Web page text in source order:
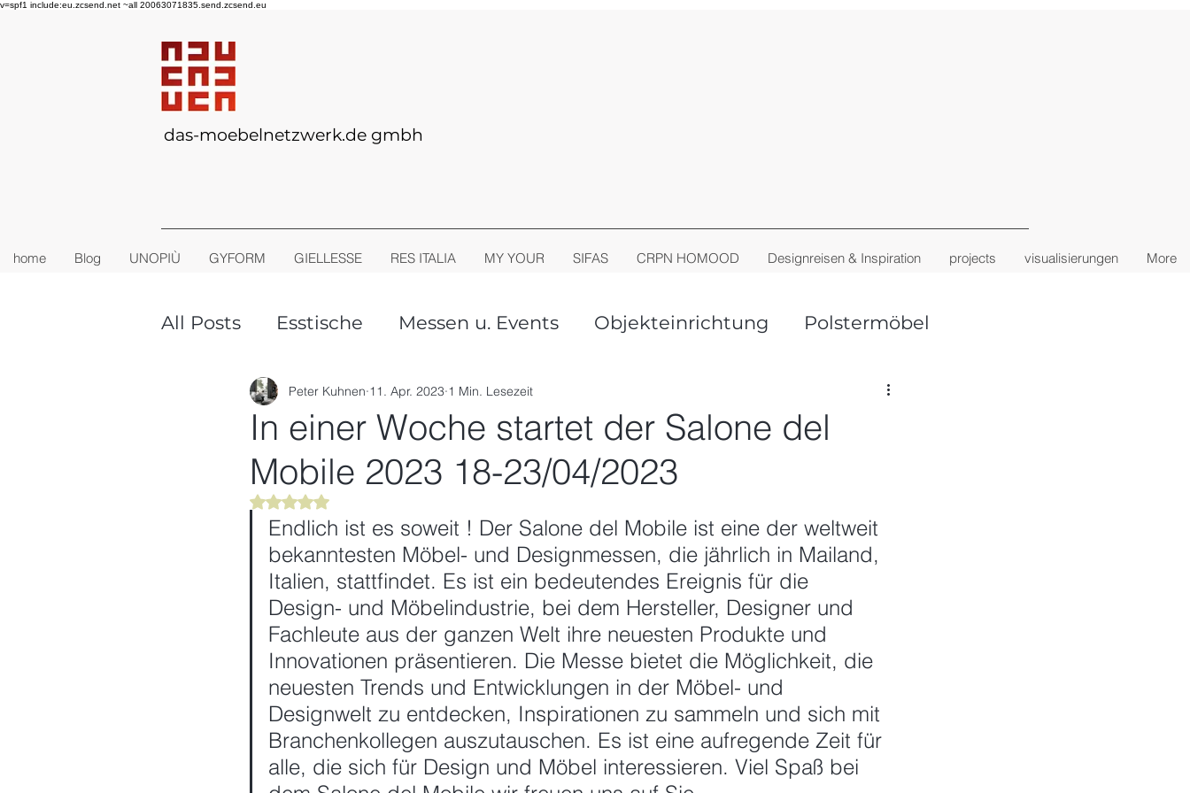
v=spf1 include:eu.zcsend.net ~all 20063071835.send.zcsend.eu
das-moebelnetzwerk.de gmbh
home Blog UNOPIÙ GYFORM GIELLESSE RES ITALIA MY YOUR SIFAS CRPN HOMOOD Designreisen & Inspiration projects visualisierungen More
All Posts Esstische Messen u. Events Objekteinrichtung Polstermöbel
TINY-HOUSE Outdoor Living Stühle + Sessel
In einer Woche startet der Salone del
Mobile 2023 18-23/04/2023
Peter Kuhnen 11. Apr. 2023 1 Min. Lesezeit
Mit NaN von 5 Sternen bewertet.
Endlich ist es soweit ! Der Salone del Mobile ist eine der weltweit
bekanntesten Möbel- und Designmessen, die jährlich in Mailand,
Italien, stattfindet. Es ist ein bedeutendes Ereignis für die
Design- und Möbelindustrie, bei dem Hersteller, Designer und
Fachleute aus der ganzen Welt ihre neuesten Produkte und
Innovationen präsentieren. Die Messe bietet die Möglichkeit, die
neuesten Trends und Entwicklungen in der Möbel- und
Designwelt zu entdecken, Inspirationen zu sammeln und sich mit
Branchenkollegen auszutauschen. Es ist eine aufregende Zeit für
alle, die sich für Design und Möbel interessieren. Viel Spaß bei